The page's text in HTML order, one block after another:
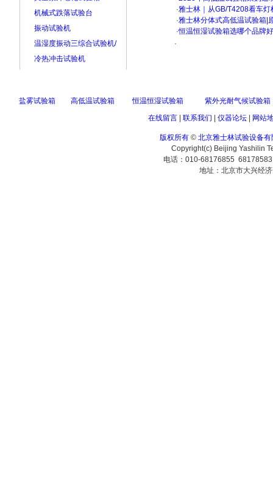
机械式跌落试验台
振动试验机
温湿度振动三综合试验机/
冷热冲击试验机
·雅士林｜从GB/T4208看车
·雅士林分体式高低温试验箱|
·恒温恒湿试验箱选哪个品牌
·
盐雾试验箱 高低温试验箱 恒温恒湿试验箱
紫外光耐气候试验箱
在线留言| 联系我们 仪器论坛| 网站
版权所有 © 北京雅士林试验设备有
Copyright(c) Beijing Yashilin
电话：010-68176855
地址：北京市大兴经